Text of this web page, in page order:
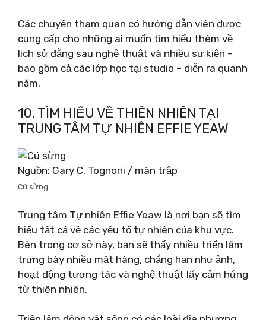
Các chuyến tham quan có hướng dẫn viên được
cung cấp cho những ai muốn tìm hiểu thêm về
lịch sử đằng sau nghệ thuật và nhiều sự kiện –
bao gồm cả các lớp học tại studio – diễn ra quanh
năm.
10. TÌM HIỂU VỀ THIÊN NHIÊN TẠI
TRUNG TÂM TỰ NHIÊN EFFIE YEAW
Nguồn: Gary C. Tognoni / màn trập
Cú sừng
Trung tâm Tự nhiên Effie Yeaw là nơi bạn sẽ tìm
hiểu tất cả về các yếu tố tự nhiên của khu vực.
Bên trong cơ sở này, bạn sẽ thấy nhiều triển lãm
trưng bày nhiều mặt hàng, chẳng hạn như ảnh,
hoạt động tương tác và nghệ thuật lấy cảm hứng
từ thiên nhiên.